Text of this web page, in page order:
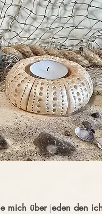
mich über jeden den